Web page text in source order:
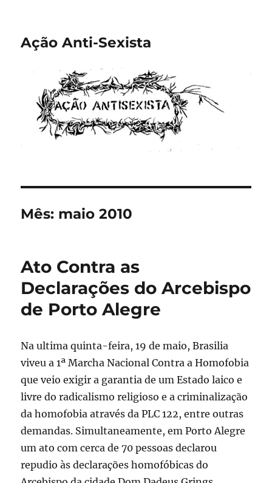
Ação Anti-Sexista
Mês: maio 2010
Ato Contra as
Declarações do Arcebispo
de Porto Alegre
Na ultima quinta-feira, 19 de maio, Brasilia
viveu a 1ª Marcha Nacional Contra a Homofobia
que veio exigir a garantia de um Estado laico e
livre do radicalismo religioso e a criminalização
da homofobia através da PLC 122, entre outras
demandas. Simultaneamente, em Porto Alegre
um ato com cerca de 70 pessoas declarou
repudio às declarações homofóbicas do